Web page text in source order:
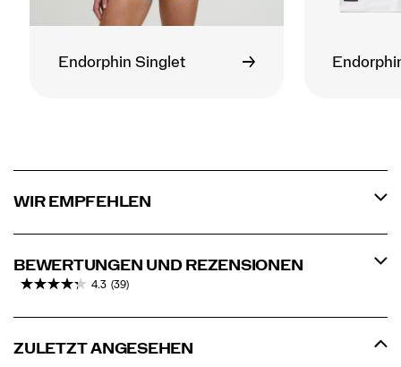
Endorphin Singlet
WIR EMPFEHLEN
BEWERTUNGEN UND REZENSIONEN
4.3 (39)
ZULETZT ANGESEHEN